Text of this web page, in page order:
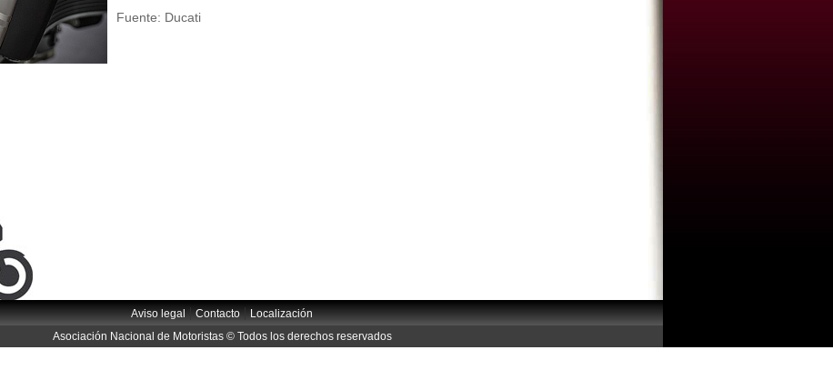
Fuente: Ducati
Aviso legal|Contacto|Localización
Asociación Nacional de Motoristas © Todos los derechos reservados